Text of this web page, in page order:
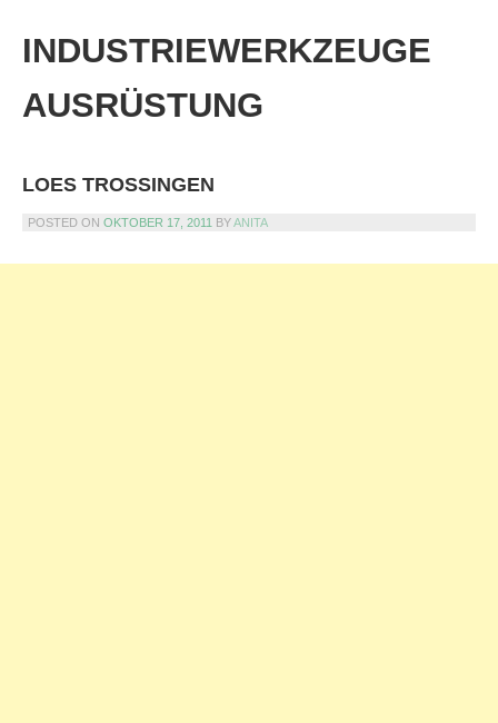
content
INDUSTRIEWERKZEUGE
AUSRÜSTUNG
LOES TROSSINGEN
POSTED ON OKTOBER 17, 2011 BYANITA